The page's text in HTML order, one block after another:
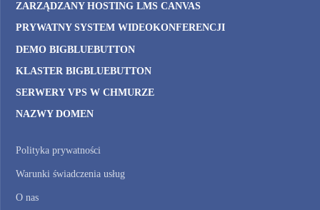
ZARZĄDZANY HOSTING LMS CANVAS
PRYWATNY SYSTEM WIDEOKONFERENCJI
DEMO BIGBLUEBUTTON
KLASTER BIGBLUEBUTTON
SERWERY VPS W CHMURZE
NAZWY DOMEN
Polityka prywatności
Warunki świadczenia usług
O nas